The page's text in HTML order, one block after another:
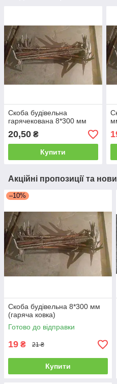
Скоба будівельна
гарячекована 8*300 мм
20,50 ₴
Купити
Акційні пропозиції та
–10%
Скоба будівельна 8*300 мм
(гаряча ковка)
Готово до відправки
19 ₴ 21 ₴
Купити